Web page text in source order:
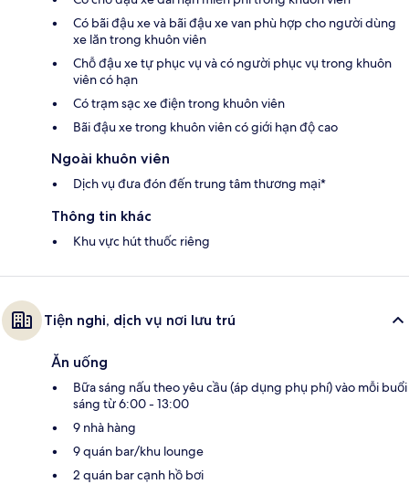
Có bãi đậu xe và bãi đậu xe van phù hợp cho người dùng
xe lăn trong khuôn viên
Chỗ đậu xe tự phục vụ và có người phục vụ trong khuôn
viên có hạn
Có trạm sạc xe điện trong khuôn viên
Bãi đậu xe trong khuôn viên có giới hạn độ cao
Ngoài khuôn viên
Dịch vụ đưa đón đến trung tâm thương mại*
Thông tin khác
Khu vực hút thuốc riêng
Tiện nghi, dịch vụ nơi lưu trú
Ăn uống
Bữa sáng nấu theo yêu cầu (áp dụng phụ phí) vào mỗi buổi
sáng từ 6:00 - 13:00
9 nhà hàng
9 quán bar/khu lounge
2 quán bar cạnh hồ bơi